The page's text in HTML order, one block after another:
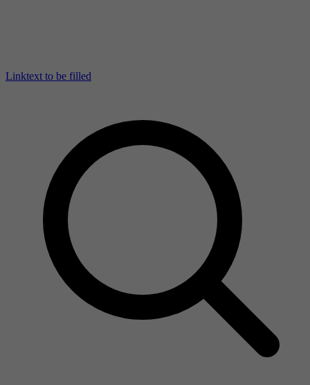
Linktext to be filled